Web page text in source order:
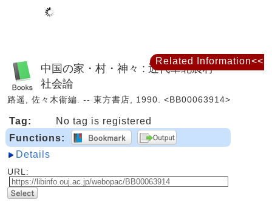
中国の家・村・神々 : 近代華北農村
社会論
路遥, 佐々木衞編. -- 東方書店, 1990. <BB00063914>
Tag:
No tag is registered
Functions:
Details
URL:
Related Information<<